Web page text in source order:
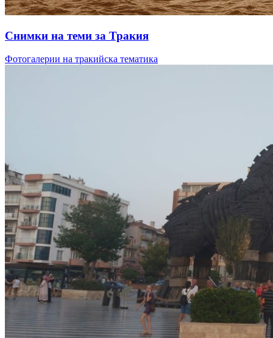
Снимки на теми за Тракия
Фотогалерии на тракийска тематика